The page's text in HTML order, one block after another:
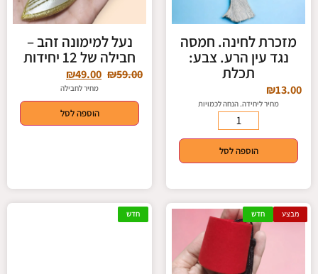
מזכרת לחינה. חמסה
נגד עין הרע. צבע:
תכלת
₪13.00
מחיר ליחידה. הנחה לכמויות
הוספה לסל
נעל למימונה זהב –
חבילה של 12 יחידות
₪59.00
₪49.00
מחיר לחבילה
הוספה לסל
מבצע חדש חדש